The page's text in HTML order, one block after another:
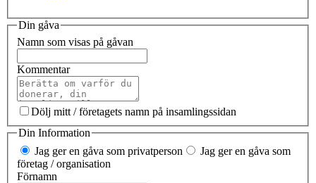
Din gåva
Namn som visas på gåvan
Kommentar
Dölj mitt / företagets namn på insamlingssidan
Din Information
Jag ger en gåva som privatperson
Jag ger en gåva som
företag / organisation
Förnamn